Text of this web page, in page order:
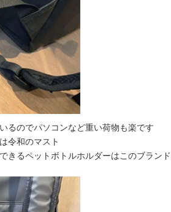
るのでパソコンなど重い荷物も楽です
令和のマスト
きるペットボトルホルダーはこのブランド